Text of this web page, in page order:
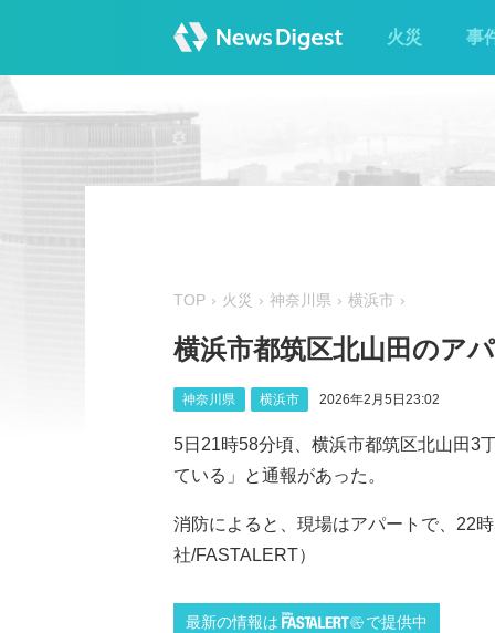
火災 事
TOP 火災 神奈川県 横浜市
横浜市都筑区北山田のア
神奈川県 横浜市 2026年2月5日23:02
5日21時58分頃、横浜市都筑区北山田3
ている」と通報があった。
消防によると、現場はアパートで、22
社/FASTALERT）
最新の情報は で提供中